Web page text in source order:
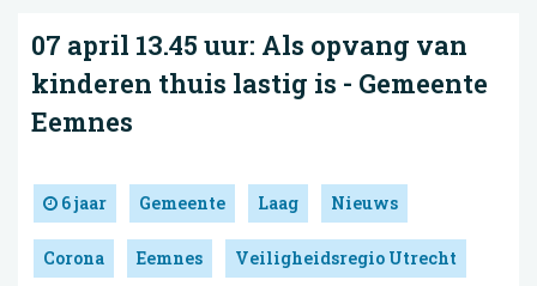
07 april 13.45 uur: Als opvang van
kinderen thuis lastig is - Gemeente
Eemnes
6 jaar Gemeente Laag Nieuws
Corona Eemnes Veiligheidsregio Utrecht